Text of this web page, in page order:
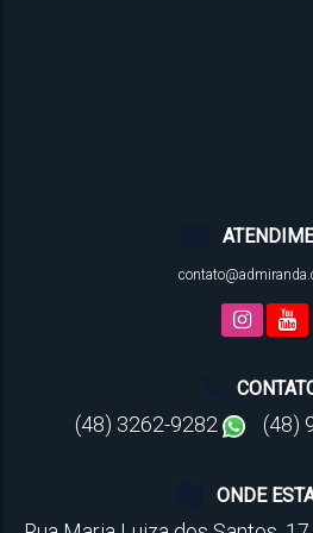
(48) 3262-9282 (48)
ONDE